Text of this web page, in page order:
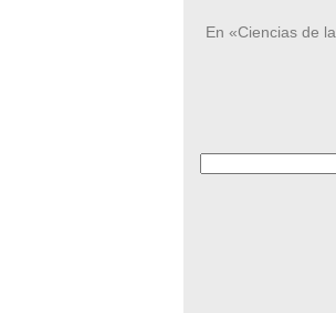
lÃ³gicos tenemos:
En «Ciencias de